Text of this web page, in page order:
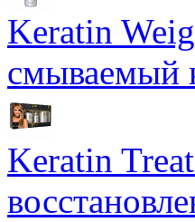
Keratin
смываемый
Keratin